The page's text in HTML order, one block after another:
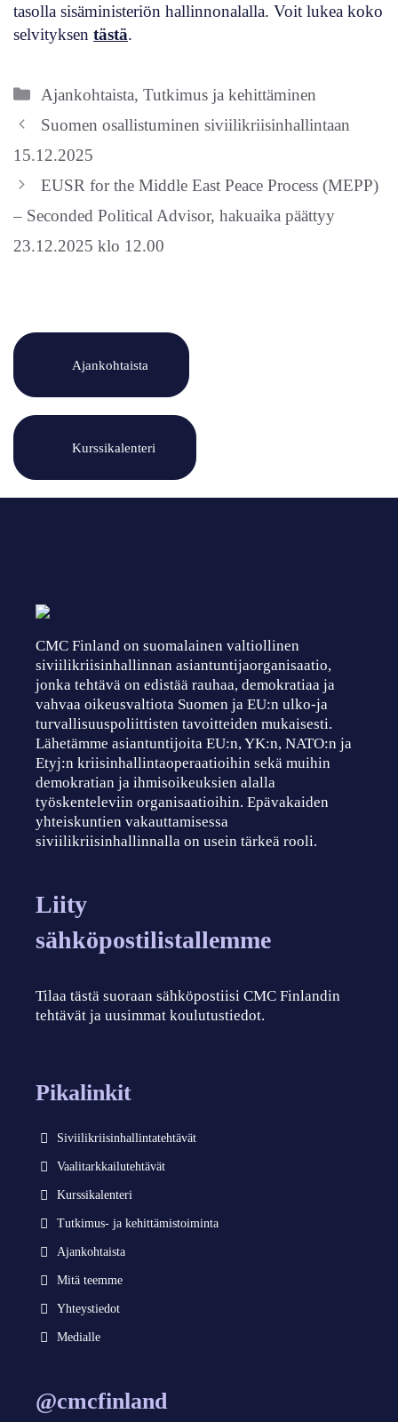
tasolla sisäministeriön hallinnonalalla. Voit lukea koko
selvityksen tästä.
Kategoriat
Ajankohtaista, Tutkimus ja kehittäminen
Suomen osallistuminen siviilikriisinhallintaan
15.12.2025
EUSR for the Middle East Peace Process (MEPP)
– Seconded Political Advisor, hakuaika päättyy
23.12.2025 klo 12.00
Ajankohtaista
Kurssikalenteri
CMC Finland on suomalainen valtiollinen
siviilikriisinhallinnan asiantuntijaorganisaatio,
jonka tehtävä on edistää rauhaa, demokratiaa ja
vahvaa oikeusvaltiota Suomen ja EU:n ulko-ja
turvallisuuspoliittisten tavoitteiden mukaisesti.
Lähetämme asiantuntijoita EU:n, YK:n, NATO:n ja
Etyj:n kriisinhallintaoperaatioihin sekä muihin
demokratian ja ihmisoikeuksien alalla
työskenteleviin organisaatioihin. Epävakaiden
yhteiskuntien vakauttamisessa
siviilikriisinhallinnalla on usein tärkeä rooli.
Liity
sähköpostilistallemme
Tilaa tästä suoraan sähköpostiisi CMC Finlandin
tehtävät ja uusimmat koulutustiedot.
Pikalinkit
Siviilikriisinhallintatehtävät
Vaalitarkkailutehtävät
Kurssikalenteri
Tutkimus- ja kehittämistoiminta
Ajankohtaista
Mitä teemme
Yhteystiedot
Medialle
@cmcfinland